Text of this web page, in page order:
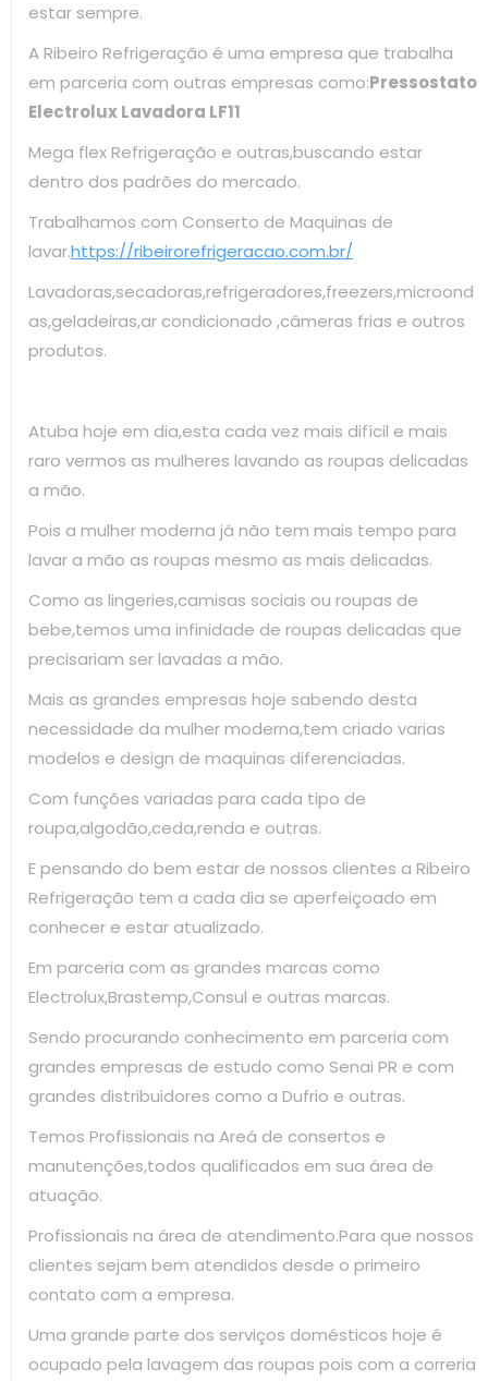
estar sempre.
A Ribeiro Refrigeração é uma empresa que trabalha
em parceria com outras empresas como:Pressostato
Electrolux Lavadora LF11
Mega flex Refrigeração e outras,buscando estar
dentro dos padrões do mercado.
Trabalhamos com Conserto de Maquinas de
lavar.https://ribeirorefrigeracao.com.br/
Lavadoras,secadoras,refrigeradores,freezers,microond
as,geladeiras,ar condicionado ,câmeras frias e outros
produtos.
Atuba hoje em dia,esta cada vez mais difícil e mais
raro vermos as mulheres lavando as roupas delicadas
a mão.
Pois a mulher moderna já não tem mais tempo para
lavar a mão as roupas mesmo as mais delicadas.
Como as lingeries,camisas sociais ou roupas de
bebe,temos uma infinidade de roupas delicadas que
precisariam ser lavadas a mão.
Mais as grandes empresas hoje sabendo desta
necessidade da mulher moderna,tem criado varias
modelos e design de maquinas diferenciadas.
Com funções variadas para cada tipo de
roupa,algodão,ceda,renda e outras.
E pensando do bem estar de nossos clientes a Ribeiro
Refrigeração tem a cada dia se aperfeiçoado em
conhecer e estar atualizado.
Em parceria com as grandes marcas como
Electrolux,Brastemp,Consul e outras marcas.
Sendo procurando conhecimento em parceria com
grandes empresas de estudo como Senai PR e com
grandes distribuidores como a Dufrio e outras.
Temos Profissionais na Areá de consertos e
manutenções,todos qualificados em sua área de
atuação.
Profissionais na área de atendimento.Para que nossos
clientes sejam bem atendidos desde o primeiro
contato com a empresa.
Uma grande parte dos serviços domésticos hoje é
ocupado pela lavagem das roupas pois com a correria